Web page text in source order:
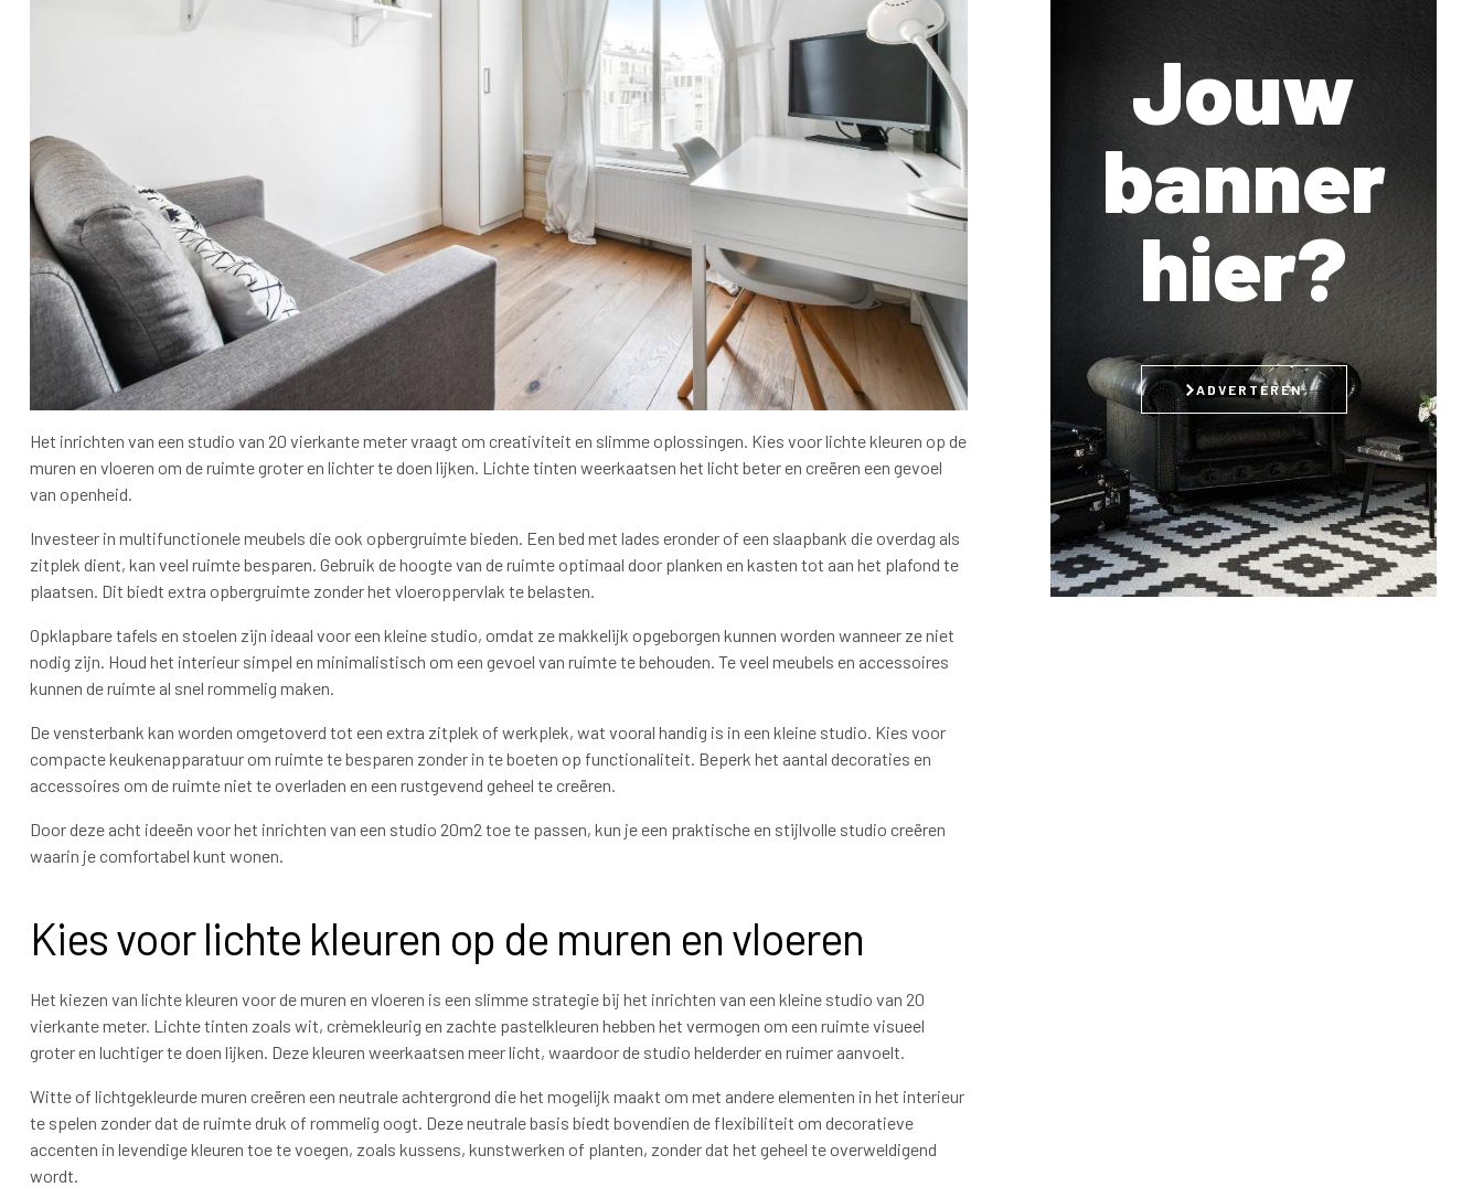
Het inrichten van een studio van 20 vierkante meter vraagt om creativiteit en slimme oplossingen. Kies voor lichte kleuren op de
muren en vloeren om de ruimte groter en lichter te doen lijken. Lichte tinten weerkaatsen het licht beter en creëren een gevoel
van openheid.
Investeer in multifunctionele meubels die ook opbergruimte bieden. Een bed met lades eronder of een slaapbank die overdag als
zitplek dient, kan veel ruimte besparen. Gebruik de hoogte van de ruimte optimaal door planken en kasten tot aan het plafond te
plaatsen. Dit biedt extra opbergruimte zonder het vloeroppervlak te belasten.
Opklapbare tafels en stoelen zijn ideaal voor een kleine studio, omdat ze makkelijk opgeborgen kunnen worden wanneer ze niet
nodig zijn. Houd het interieur simpel en minimalistisch om een gevoel van ruimte te behouden. Te veel meubels en accessoires
kunnen de ruimte al snel rommelig maken.
De vensterbank kan worden omgetoverd tot een extra zitplek of werkplek, wat vooral handig is in een kleine studio. Kies voor
compacte keukenapparatuur om ruimte te besparen zonder in te boeten op functionaliteit. Beperk het aantal decoraties en
accessoires om de ruimte niet te overladen en een rustgevend geheel te creëren.
Door deze acht ideeën voor het inrichten van een studio 20m2 toe te passen, kun je een praktische en stijlvolle studio creëren
waarin je comfortabel kunt wonen.
Kies voor lichte kleuren op de muren en vloeren
Het kiezen van lichte kleuren voor de muren en vloeren is een slimme strategie bij het inrichten van een kleine studio van 20
vierkante meter. Lichte tinten zoals wit, crèmekleurig en zachte pastelkleuren hebben het vermogen om een ruimte visueel
groter en luchtiger te doen lijken. Deze kleuren weerkaatsen meer licht, waardoor de studio helderder en ruimer aanvoelt.
Witte of lichtgekleurde muren creëren een neutrale achtergrond die het mogelijk maakt om met andere elementen in het interieur
te spelen zonder dat de ruimte druk of rommelig oogt. Deze neutrale basis biedt bovendien de flexibiliteit om decoratieve
accenten in levendige kleuren toe te voegen, zoals kussens, kunstwerken of planten, zonder dat het geheel te overweldigend
wordt.
Jouw
banner
hier?
ADVERTEREN